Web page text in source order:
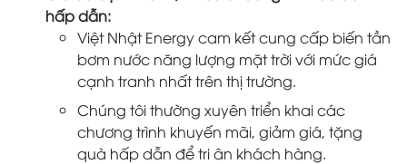
hấp dẫn:
Việt Nhật Energy cam kết cung cấp biến tần
bơm nước năng lượng mặt trời với mức giá
cạnh tranh nhất trên thị trường.
Chúng tôi thường xuyên triển khai các
chương trình khuyến mãi, giảm giá, tặng
quà hấp dẫn để tri ân khách hàng.